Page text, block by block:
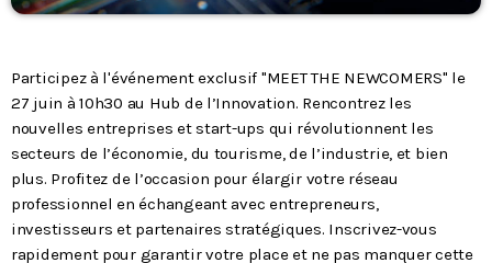
Participez à l'événement exclusif "MEET THE NEWCOMERS" le
27 juin à 10h30 au Hub de l’Innovation. Rencontrez les
nouvelles entreprises et start-ups qui révolutionnent les
secteurs de l’économie, du tourisme, de l’industrie, et bien
plus. Profitez de l’occasion pour élargir votre réseau
professionnel en échangeant avec entrepreneurs,
investisseurs et partenaires stratégiques. Inscrivez-vous
rapidement pour garantir votre place et ne pas manquer cette